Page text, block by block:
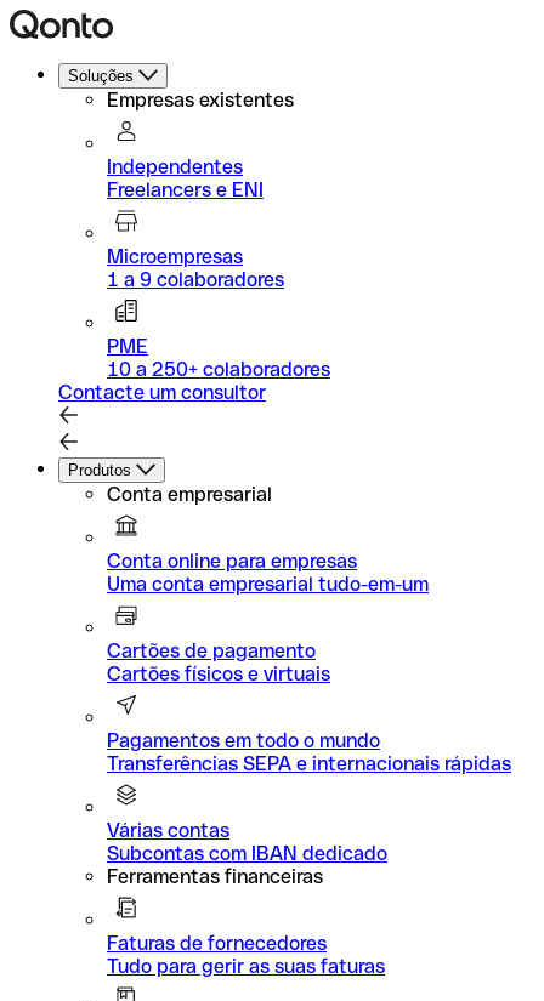
Soluções
Empresas existentes
Independentes
Freelancers e ENI
Microempresas
1 a 9 colaboradores
PME
10 a 250+ colaboradores
Contacte um consultor
Produtos
Conta empresarial
Conta online para empresas
Uma conta empresarial tudo-em-um
Cartões de pagamento
Cartões físicos e virtuais
Pagamentos em todo o mundo
Transferências SEPA e internacionais rápidas
Várias contas
Subcontas com IBAN dedicado
Ferramentas financeiras
Faturas de fornecedores
Tudo para gerir as suas faturas